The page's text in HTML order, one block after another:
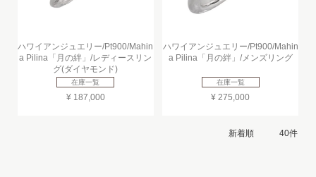
ハワイアンジュエリー/Pt900/Mahin
a Pilina「月の絆」/レディースリン
グ(ダイヤモンド)
在庫一覧
¥ 187,000
ハワイアンジュエリー/Pt900/Mahin
a Pilina「月の絆」/メンズリング
在庫一覧
¥ 275,000